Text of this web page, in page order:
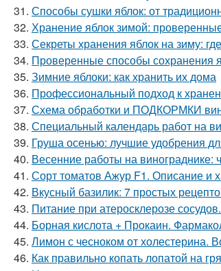
31. Способы сушки яблок: от
32. Хранение яблок зимой:
33. Секреты хранения яблок на зиму:
34. Проверенные способы сохранения
35. Зимние яблоки: как хранить их дома
36. Профессиональный подход к
37. Схема обработки и ПОДКОРМКИ
38. Специальный календарь работ на
39. Груша осенью: лучшие удобрения
40. Весенние работы на винограднике:
41. Сорт томатов Ажур F1. Описание и
42. Вкусный базилик: 7 простых
43. Питание при атеросклерозе
44. Борная кислота + Прокаин.
45. Лимон с чесноком от холестерина.
46. Как правильно копать лопатой на